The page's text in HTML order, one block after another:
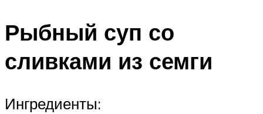
Рыбный суп со
сливками из семги
Ингредиенты: